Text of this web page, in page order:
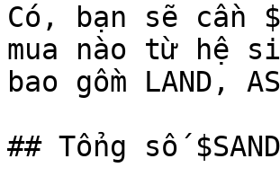
Có, bạn sẽ cần
mua nào từ hệ
bao gồm LAND,
## Tổng số